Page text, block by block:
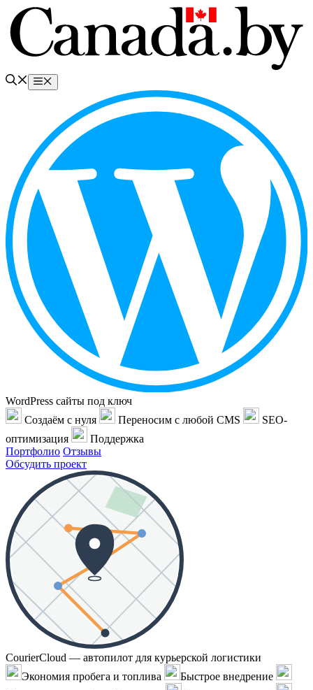
Перейти
содержимому
Меню
WordPress сайты под ключ
Создаём с нуля
Переносим с любой CMS
SEO-
оптимизация
Поддержка
Портфолио Отзывы
Обсудить проект
CourierCloud — автопилот для курьерской логистики
Экономия пробега и топлива
Быстрое внедрение